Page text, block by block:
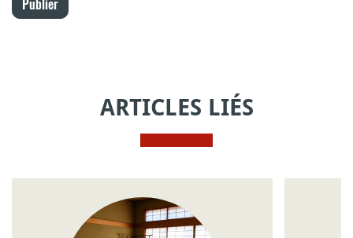
Publier
ARTICLES LIÉS